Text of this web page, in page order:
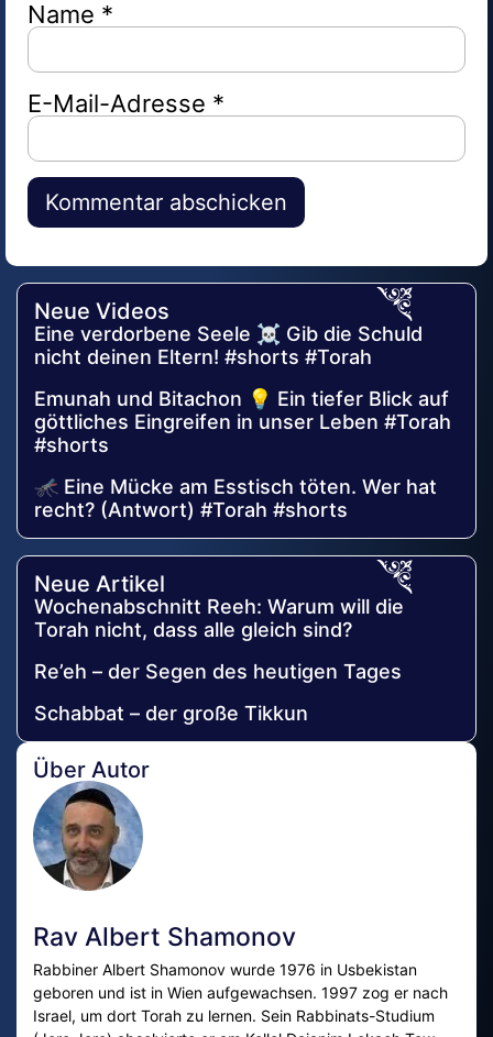
Name *
E-Mail-Adresse *
Alternative:
Neue Videos
Eine verdorbene Seele ☠️ Gib die Schuld
nicht deinen Eltern! #shorts #Torah
Emunah und Bitachon 💡 Ein tiefer Blick auf
göttliches Eingreifen in unser Leben #Torah
#shorts
🦟 Eine Mücke am Esstisch töten. Wer hat
recht? (Antwort) #Torah #shorts
Neue Artikel
Wochenabschnitt Reeh: Warum will die
Torah nicht, dass alle gleich sind?
Re’eh – der Segen des heutigen Tages
Schabbat – der große Tikkun
Über Autor
Rav Albert Shamonov
Rabbiner Albert Shamonov wurde 1976 in Usbekistan
geboren und ist in Wien aufgewachsen. 1997 zog er nach
Israel, um dort Torah zu lernen. Sein Rabbinats-Studium